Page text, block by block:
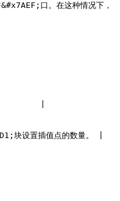
口。在这种情况下，
|
设置插值点的数量。 |